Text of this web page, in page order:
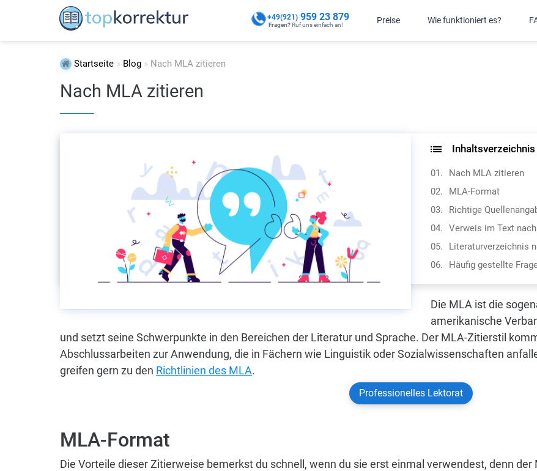
+49(921) 959 23 879
Fragen?Ruf uns einfach an! Preise Wie funktioniert es?
Startseite Blog Nach MLA zitieren
Nach MLA zitieren
Inhaltsverzeichnis
Nach MLA zitieren
MLA-Format
Richtige
Verweis im Text
Literaturverzeichnis
Häufig gestellte
Die MLA ist die
amerikanische
und setzt seine Schwerpunkte in den Bereichen der Literatur und Sprache. Der MLA-Zitierstil
Abschlussarbeiten zur Anwendung, die in Fächern wie Linguistik oder Sozialwissenschaften
greifen gern zu den Richtlinien des MLA.
Professionelles Lektorat
MLA-Format
Die Vorteile dieser Zitierweise bemerkst du schnell, wenn du sie erst einmal verwendest, denn